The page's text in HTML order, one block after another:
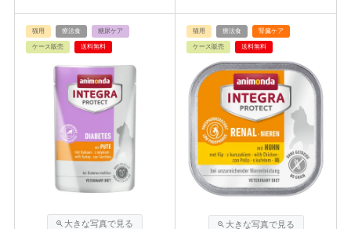
猫用 療法食 糖尿ケア
ケース販売 送料無料
猫用 療法食 腎臓ケア
ケース販売 送料無料